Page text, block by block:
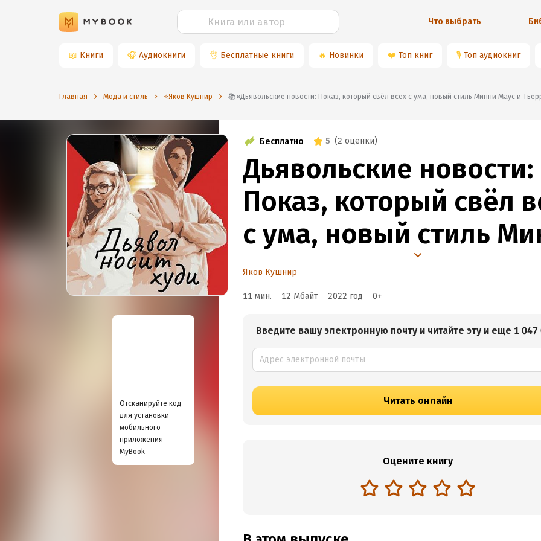
Что выбрать
📖 Книги 🎧 Аудиокниги 👌 Бесплатные книги 🔥 Новинки ❤️ Топ книг 🎙 Топ аудиокниг
Главная Мода и стиль ⭐️Яков Кушнир 📚«Дьявольские новости: Показ, который свёл всех с ума, новый стиль Минни Маус и
Отсканируйте код
для установки
мобильного
приложения
MyBook
Бесплатно 5 (2 оценки)
Дьявольские новости:
Показ, который свёл
с ума, новый стиль
Маус и Тьерри Мюглер
Яков Кушнир
11 мин. 12 Мбайт 2022 год 0+
Введите вашу электронную почту и читайте эту и еще 1 047
Читать онлайн
Оцените книгу